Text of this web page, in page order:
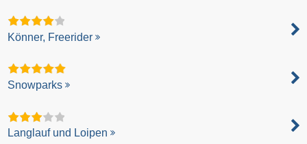
Könner, Freerider
Snowparks
Langlauf und Loipen